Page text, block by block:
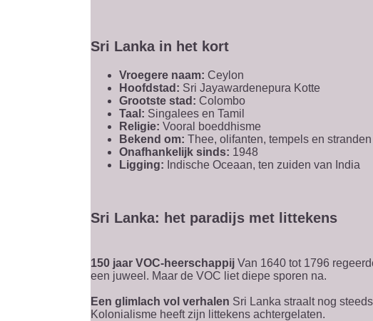
Sri Lanka in het kort
Vroegere naam: Ceylon
Hoofdstad: Sri Jayawardenepura Kotte
Grootste stad: Colombo
Taal: Singalees en Tamil
Religie: Vooral boeddhisme
Bekend om: Thee, olifanten, tempels en stranden
Onafhankelijk sinds: 1948
Ligging: Indische Oceaan, ten zuiden van India
Sri Lanka: het paradijs met littekens
150 jaar VOC-heerschappijVan 1640 tot 1796
een juweel. Maar de VOC liet diepe sporen na.
Een glimlach vol verhalen Sri Lanka straalt nog
Kolonialisme heeft zijn littekens achtergelaten.